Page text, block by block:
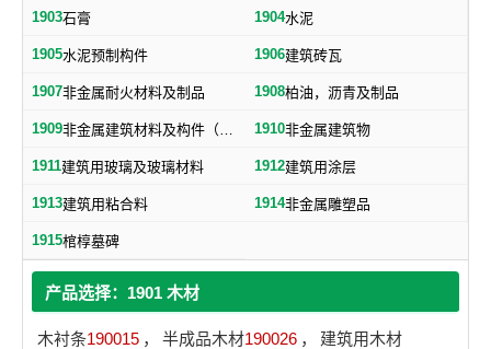
1903石膏 1904水泥
1905水泥预制构件 1906建筑砖瓦
1907非金属耐火材料及制品 1908柏油，沥青及制品
1909 非金属建筑材料及构件（不包括水泥预制构件） 1910非金属建筑物
1911建筑用玻璃及玻璃材料 1912建筑用涂层
1913建筑用粘合料 1914非金属雕塑品
1915棺椁墓碑
产品选择：1901 木材
木衬条190015 ， 半成品木材190026 ，
建筑用木材